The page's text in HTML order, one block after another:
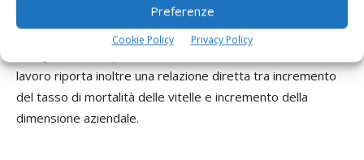
Preferenze
Cookie Policy Privacy Policy
mortalità nei primi 28 giorni di vita pari a 4,24%, mentre
dati inglesi riportano un tasso di mortalità tra la nascita e i
lavoro riporta inoltre una relazione diretta tra incremento
del tasso di mortalità delle vitelle e incremento della
dimensione aziendale.